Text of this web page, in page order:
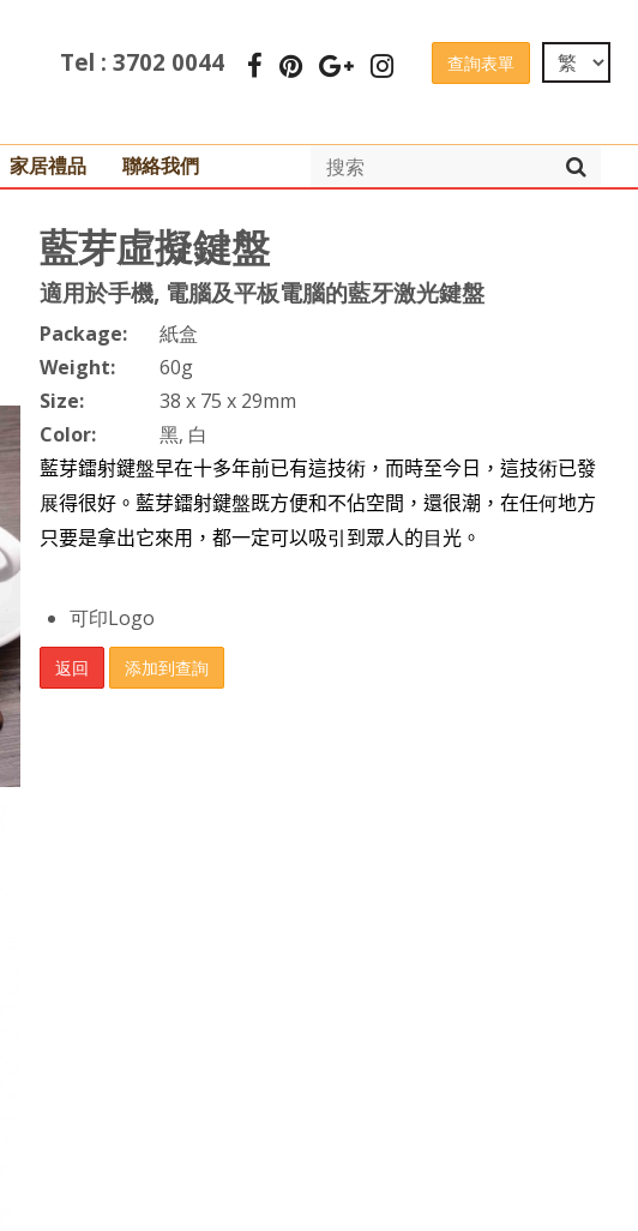
查詢表單
Tel : 3702 0044
家居禮品 聯絡我們
藍芽虛擬鍵盤
適用於手機, 電腦及平板電腦的藍牙激光鍵盤
Package:
紙盒
Weight:
60g
Size:
38 x 75 x 29mm
Color:
黑, 白
藍芽鐳射鍵盤早在十多年前已有這技術 ，而時至今日，這技術已發
展得很好。藍芽鐳射鍵盤既方便和不佔空間，還很潮，在任何地方
只要是拿出它來用，都一定可以吸引 到眾人的 目光。
可印Logo
返回 添加到查詢